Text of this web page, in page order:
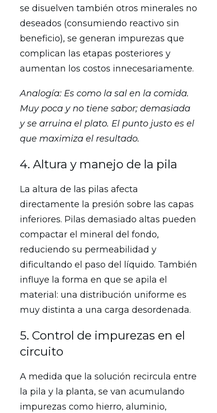
se disuelven también otros minerales no
deseados (consumiendo reactivo sin
beneficio), se generan impurezas que
complican las etapas posteriores y
aumentan los costos innecesariamente.
Analogía: Es como la sal en la comida.
Muy poca y no tiene sabor; demasiada
y se arruina el plato. El punto justo es el
que maximiza el resultado.
4. Altura y manejo de la pila
La altura de las pilas afecta
directamente la presión sobre las capas
inferiores. Pilas demasiado altas pueden
compactar el mineral del fondo,
reduciendo su permeabilidad y
dificultando el paso del líquido. También
influye la forma en que se apila el
material: una distribución uniforme es
muy distinta a una carga desordenada.
5. Control de impurezas en el
circuito
A medida que la solución recircula entre
la pila y la planta, se van acumulando
impurezas como hierro, aluminio,